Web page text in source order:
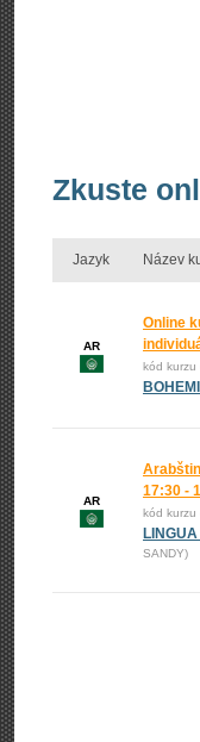
Zkuste
Jazyk Název
AR
Online
kód kurzu
AR
17:30 -
kód kurzu
SANDY)